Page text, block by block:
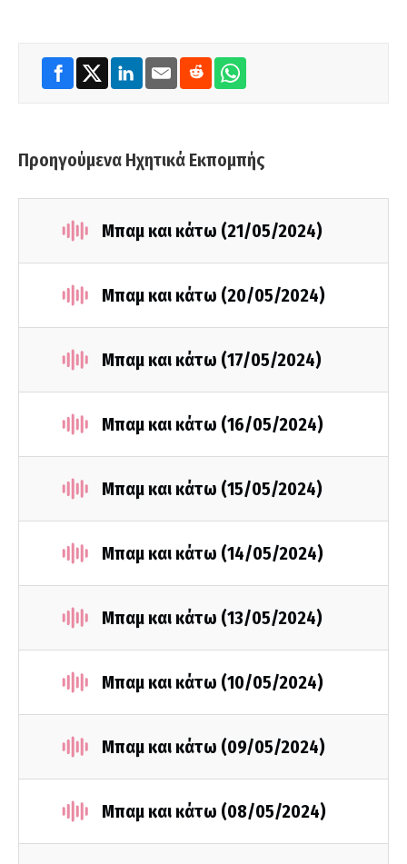
Προηγούμενα Ηχητικά Εκπομπής
Μπαμ και κάτω (21/05/2024)
Μπαμ και κάτω (20/05/2024)
Μπαμ και κάτω (17/05/2024)
Μπαμ και κάτω (16/05/2024)
Μπαμ και κάτω (15/05/2024)
Μπαμ και κάτω (14/05/2024)
Μπαμ και κάτω (13/05/2024)
Mπαμ και κάτω (10/05/2024)
Μπαμ και κάτω (09/05/2024)
Μπαμ και κάτω (08/05/2024)